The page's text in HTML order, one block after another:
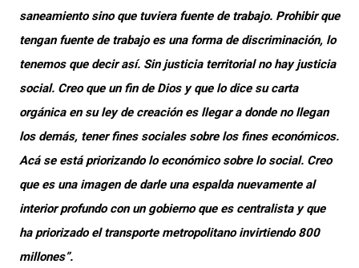
saneamiento sino que tuviera fuente de trabajo. Prohibir que
tengan fuente de trabajo es una forma de discriminación, lo
tenemos que decir así. Sin justicia territorial no hay justicia
social. Creo que un fin de Dios y que lo dice su carta
orgánica en su ley de creación es llegar a donde no llegan
los demás, tener fines sociales sobre los fines económicos.
Acá se está priorizando lo económico sobre lo social. Creo
que es una imagen de darle una espalda nuevamente al
interior profundo con un gobierno que es centralista y que
ha priorizado el transporte metropolitano invirtiendo 800
millones”.